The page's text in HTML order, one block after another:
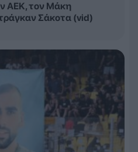
ΑΕΚ, τον Μάκη
Σάκοτα (vid)